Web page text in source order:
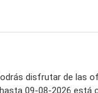
disfrutar de las
09-08-2026 está